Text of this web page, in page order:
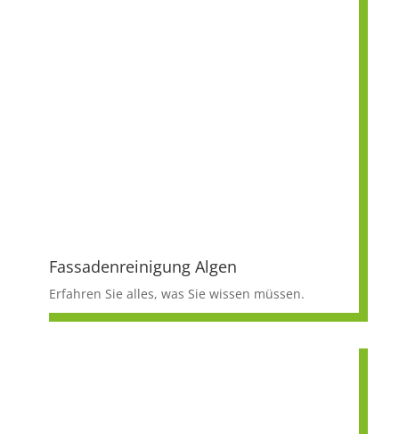
Fassadenreinigung Algen
Erfahren Sie alles, was Sie wissen müssen.